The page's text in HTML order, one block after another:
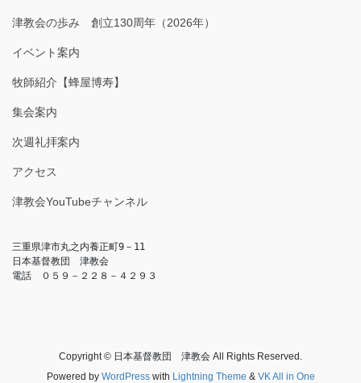
津教会の歩み 創立130周年（2026年）
イベント案内
牧師紹介【蜂屋博寿】
集会案内
次週礼拝案内
アクセス
津教会YouTubeチャンネル
三重県津市丸之内養正町9－11
日本基督教団　津教会
電話　０５９－２２８－４２９３
Copyright © 日本基督教団 津教会 All Rights Reserved.
Powered by WordPresswith Lightning Theme & VK All in One